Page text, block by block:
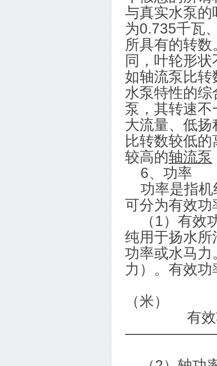
与真实水泵
为0.735千瓦
所具有的转
同，叶轮形
如轴流泵比
水泵特性的
泵，其转速
大流量、低
比转数较低
较高的轴流泵
6、功率
功率是指机
可分为有效
（1）有效
纯用于扬水
功率或水马
力）。有效
（米）
有效功